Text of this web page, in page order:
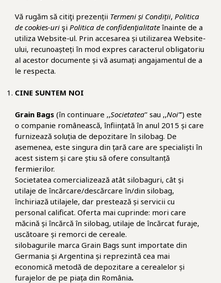
Vă rugăm să citiţi prezenții Termeni și Condiții, Politica
de cookies-uri şi Politica de confidenţialitate înainte de a
utiliza Website-ul. Prin accesarea și utilizarea Website-
ului, recunoașteți în mod expres caracterul obligatoriu
al acestor documente și vă asumați angajamentul de a
le respecta.
CINE SUNTEM NOI
Grain Bags (în continuare ,,Societatea’’ sau ,,Noi”’) este
o companie românească, înființată în anul 2015 și care
furnizează soluția de depozitare în silobag. De
asemenea, este singura din țară care are specialiști în
acest sistem și care știu să ofere consultanță
fermierilor.
Societatea comercializează atât silobaguri, cât și
utilaje de încărcare/descărcare în/din silobag,
închiriază utilajele, dar prestează și servicii cu
personal calificat. Oferta mai cuprinde: mori care
măcină și încărcă în silobag, utilaje de încărcat furaje,
uscătoare și remorci de cereale.
silobagurile marca Grain Bags sunt importate din
Germania și Argentina și reprezintă cea mai
economică metodă de depozitare a cerealelor și
furajelor de pe piața din România.